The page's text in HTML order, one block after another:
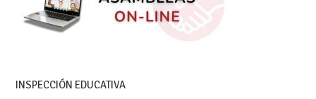
INSPECCIÓN EDUCATIVA